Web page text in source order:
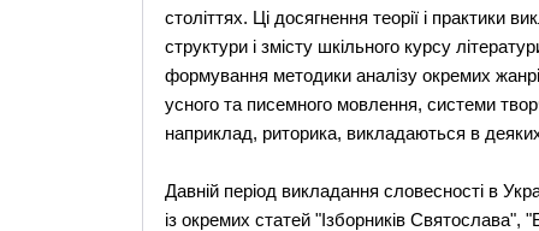
століттях. Ці досягнення теорії і практики
структури і змісту шкільного курсу
формування методики аналізу окремих
усного та писемного мовлення, системи
наприклад, риторика, викладаються в
Давній період викладання словесності в
із окремих статей "Ізборників